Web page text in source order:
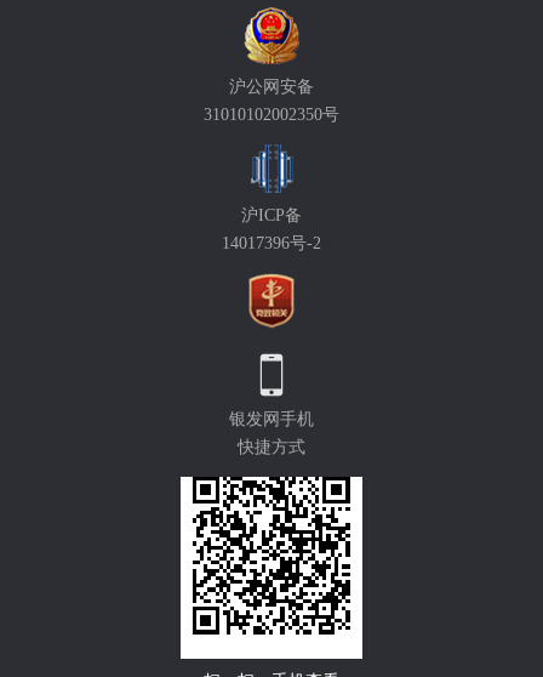
沪公网安备
31010102002350号
沪ICP备
14017396号-2
银发网手机
快捷方式